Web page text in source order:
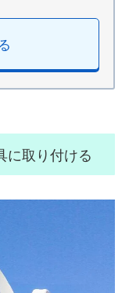
に取り付ける